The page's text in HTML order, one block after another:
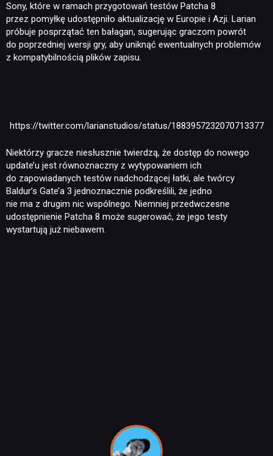
NEWSY
RECENZJE
RETRO
TECHNOLOGIE
Sony, które w ramach przygotowań testów Patcha 8
przez pomyłkę udostępniło aktualizację w Europie i Azji. Larian
próbuje posprzątać ten bałagan, sugerując graczom powrót
do poprzedniej wersji gry, aby uniknąć ewentualnych problemów
z kompatybilnością plików zapisu.
https://twitter.com/larianstudios/status/1883957232070713377
Niektórzy gracze niesłusznie twierdzą, że dostęp do nowego
update’u jest równoznaczny z wytypowaniem ich
do zapowiadanych testów nadchodzącej łatki, ale twórcy
Baldur’s Gate’a 3 jednoznacznie podkreślili, że jedno
nie ma z drugim nic wspólnego. Niemniej przedwczesne
udostępnienie Patcha 8 może sugerować, że jego testy
wystartują już niebawem.